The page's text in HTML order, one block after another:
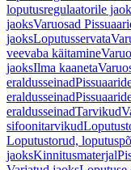
loputusregulaatorile
jaoksVaruosad
jaoksLoputusservata
veevaba käitamine
jaoksIlma kaaneta
eraldusseinad
eraldusseinad
eraldusseinadTarvikud
sifoonitarvikud
Loputustorud,
jaoksKinnitusmaterjal